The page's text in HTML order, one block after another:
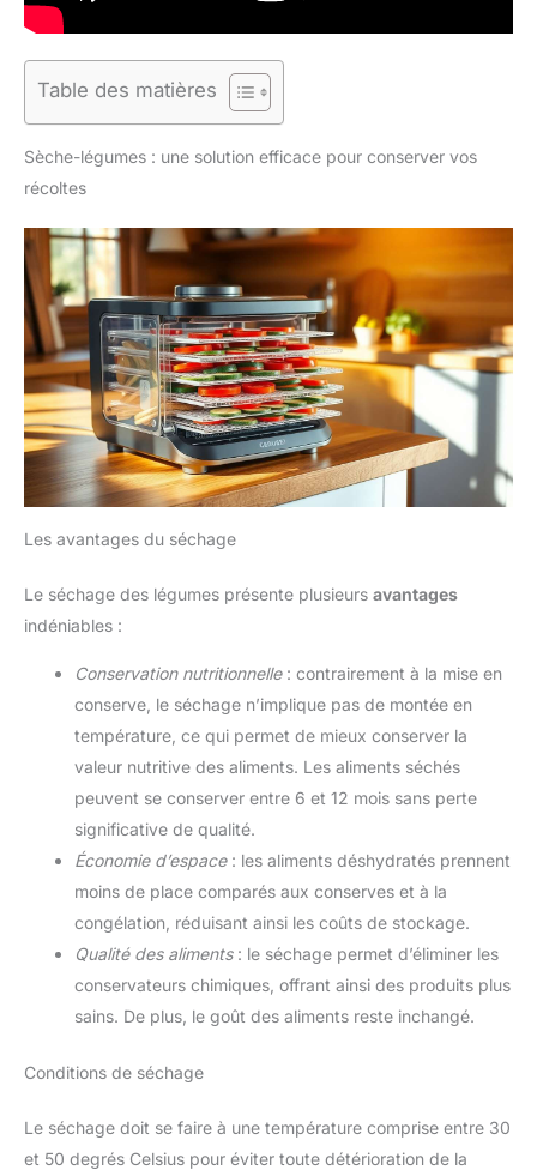
Table des matières
Sèche-légumes : une solution efficace pour conserver vos
récoltes
Les avantages du séchage
Le séchage des légumes présente plusieurs avantages
indéniables :
Conservation nutritionnelle: contrairement à la mise en
conserve, le séchage n’implique pas de montée en
température, ce qui permet de mieux conserver la
valeur nutritive des aliments. Les aliments séchés
peuvent se conserver entre 6 et 12 mois sans perte
significative de qualité.
Économie d’espace: les aliments déshydratés prennent
moins de place comparés aux conserves et à la
congélation, réduisant ainsi les coûts de stockage.
Qualité des aliments: le séchage permet d’éliminer les
conservateurs chimiques, offrant ainsi des produits plus
sains. De plus, le goût des aliments reste inchangé.
Conditions de séchage
Le séchage doit se faire à une température comprise entre 30
et 50 degrés Celsius pour éviter toute détérioration de la